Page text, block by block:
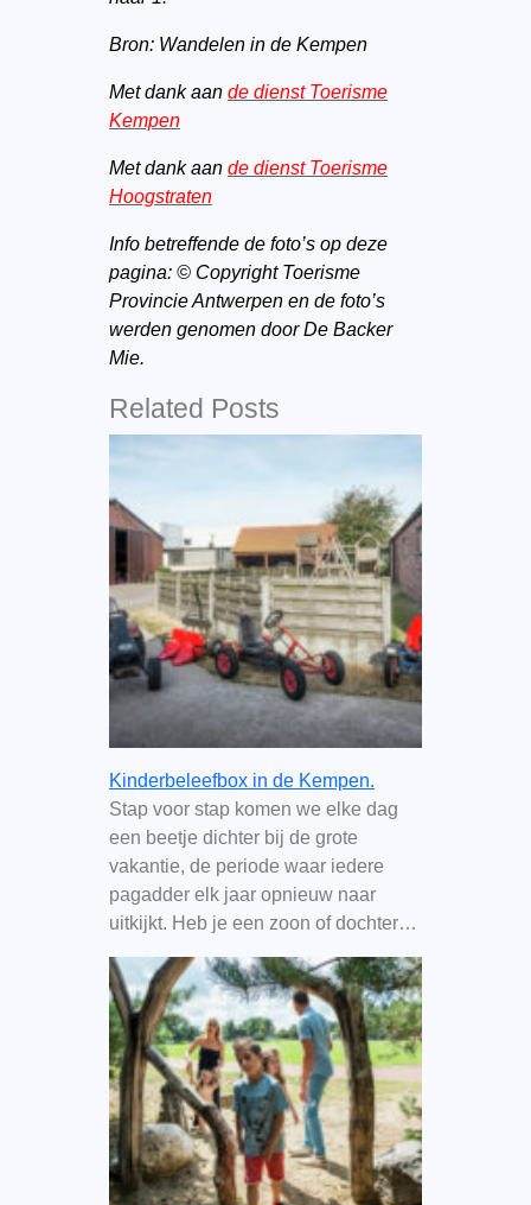
Bron: Wandelen in de Kempen
Met dank aan de dienst Toerisme
Kempen
Met dank aan de dienst Toerisme
Hoogstraten
Info betreffende de foto’s op deze
pagina: © Copyright Toerisme
Provincie Antwerpen en de foto’s
werden genomen door De Backer
Mie.
Related Posts
Kinderbeleefbox in de Kempen.
Stap voor stap komen we elke dag
een beetje dichter bij de grote
vakantie, de periode waar iedere
pagadder elk jaar opnieuw naar
uitkijkt. Heb je een zoon of dochter…